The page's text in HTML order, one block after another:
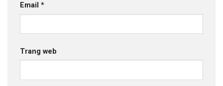
Email *
Trang web